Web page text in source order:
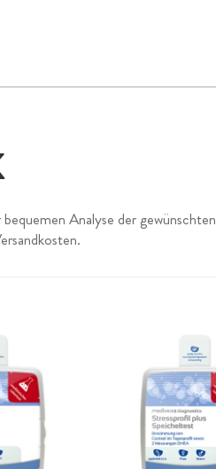
Analyse der gewünschten